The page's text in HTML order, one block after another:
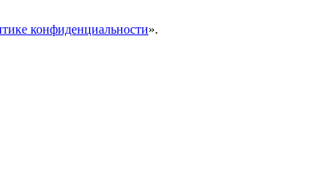
конфиденциальности».